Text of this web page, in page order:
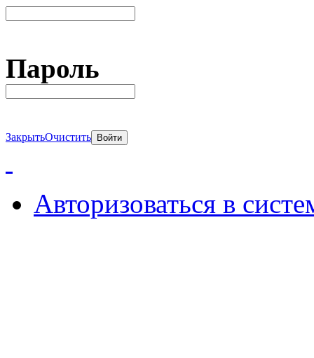
Пароль
ЗакрытьОчистить
Авторизоваться в